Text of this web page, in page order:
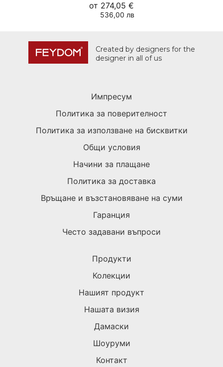
от 274,05 €
536,00 лв
Created by designers for the
designer in all of us
Импресум
Политика за поверителност
Политика за използване на бисквитки
Общи условия
Начини за плащане
Политика за доставка
Връщане и възстановяване на суми
Гаранция
Често задавани въпроси
Продукти
Колекции
Нашият продукт
Нашата визия
Дамаски
Шоуруми
Контакт